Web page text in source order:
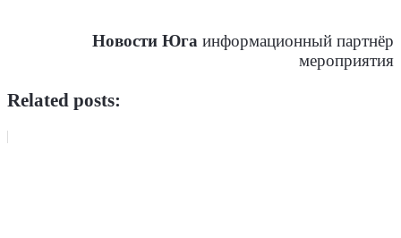
Новости Юга информационный партнёр
мероприятия
Related posts: